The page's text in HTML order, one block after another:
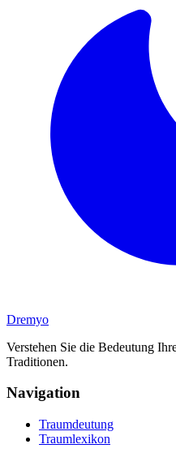
Dremyo
Verstehen Sie die Bedeutung
Traditionen.
Navigation
Traumdeutung
Traumlexikon